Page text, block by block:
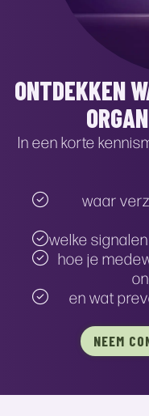
ONTDEKKEN
In een korte
waar
welke
hoe je
en wat
NEEM